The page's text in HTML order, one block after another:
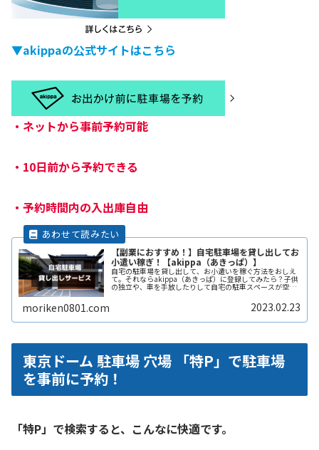
▼akippaの公式サイトはこちら
・ ネットから事前予約可能
・ 10日前から予約できる
・ 予約時間内の入出庫自由
【副業におすすめ！】自宅駐車場を貸し出してお
小遣い稼ぎ！【akippa（あきっぱ）】
自宅の駐車場を貸し出して、お小遣いを稼ぐ方法をおしえ
て。それならakippa（あきっぱ）に登録してみたら？子供
の独立や、車を手放したりして自宅の駐車スペースが空い
moriken0801.com 2023.02.23
東京ドーム 駐車場 穴場 「特P」で駐車場
を事前に予約！
「特P」で検索すると、こんなに快適です。